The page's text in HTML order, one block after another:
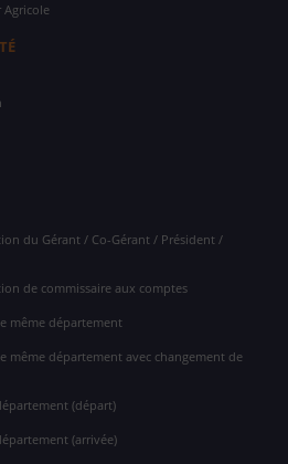
Agricole
du Gérant / Co-Gérant / Président /
de commissaire aux comptes
même département
même département avec changement de
(départ)
(arrivée)